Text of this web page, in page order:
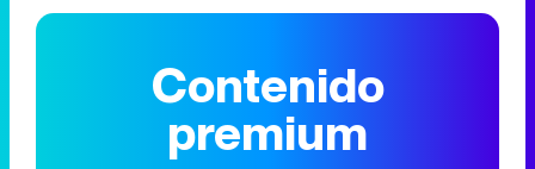
Contenido
premium